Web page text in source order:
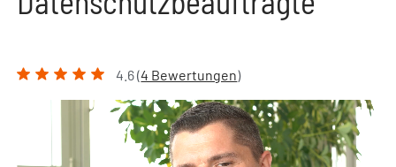
4.6 (4 Bewertungen)